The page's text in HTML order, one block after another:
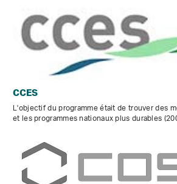
CCES
L'objectif du programme était de trouver des
et les programmes nationaux plus durables